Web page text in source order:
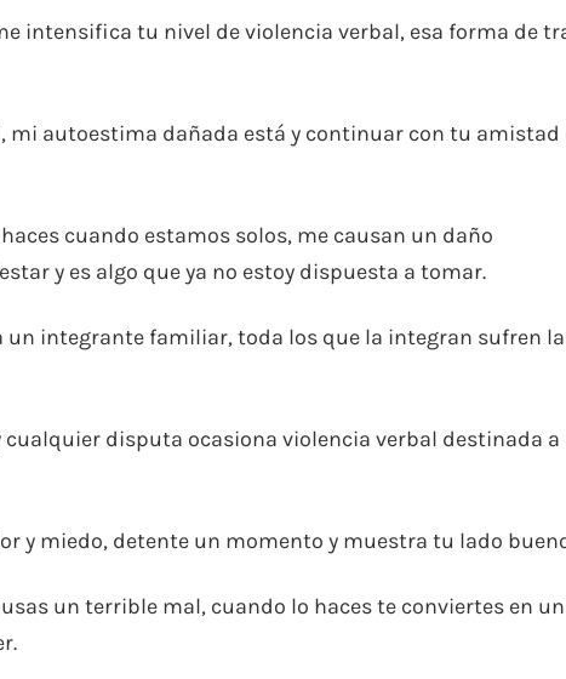
intensifica tu nivel de violencia verbal, esa forma de
mi autoestima dañada está y continuar con tu amistad
cuando estamos solos, me causan un daño
y es algo que ya no estoy dispuesta a tomar.
un integrante familiar, toda los que la integran sufren
disputa ocasiona violencia verbal destinada a
y miedo, detente un momento y muestra tu lado
un terrible mal, cuando lo haces te conviertes en un